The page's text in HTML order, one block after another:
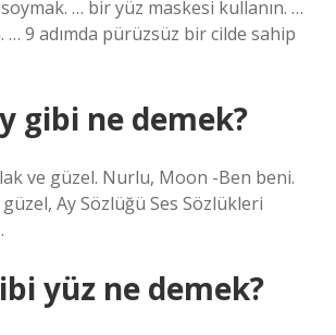
… bir yüz maskesi kullanın. …
… 9 adımda pürüzsüz bir cilde sahip
gibi ne demek?
ve güzel. Nurlu, Moon -Ben beni.
Ay Sözlüğü Ses Sözlükleri
yüz ne demek?